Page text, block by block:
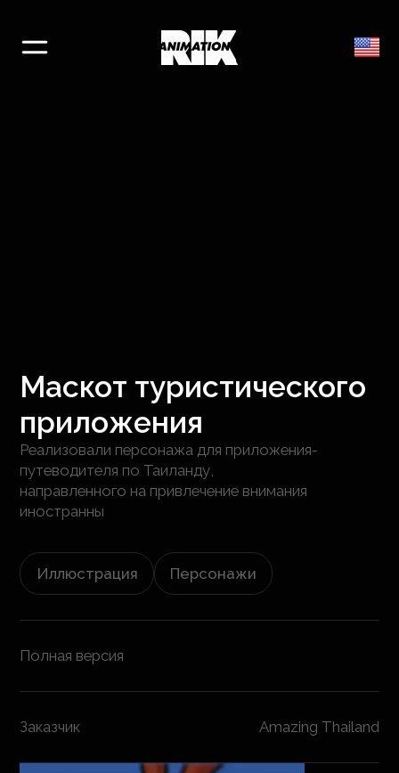
Маскот туристического
приложения
Реализовали персонажа для приложения-
путеводителя по Таиланду,
направленного на привлечение внимания
иностранны
Иллюстрация Персонажи
Полная версия
Заказчик Amazing Thailand